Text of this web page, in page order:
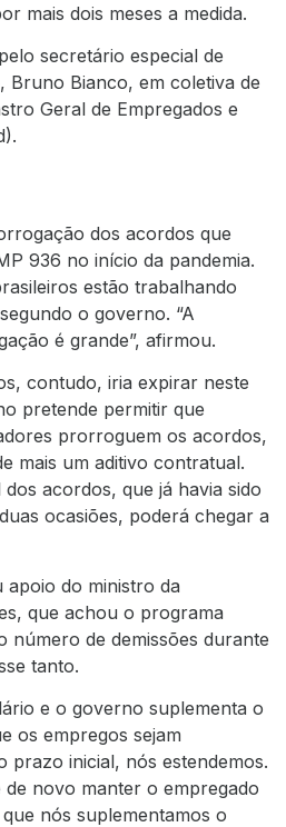
mais dois meses a medida.
secretário especial de
Bruno Bianco, em coletiva de
Geral de Empregados e
dos acordos que
936 no início da pandemia.
estão trabalhando
o governo. “A
é grande”, afirmou.
contudo, iria expirar neste
pretende permitir que
prorroguem os acordos,
mais um aditivo contratual.
acordos, que já havia sido
ocasiões, poderá chegar a
apoio do ministro da
que achou o programa
número de demissões durante
tanto.
e o governo suplementa o
os empregos sejam
prazo inicial, nós estendemos.
de novo manter o empregado
nós suplementamos o